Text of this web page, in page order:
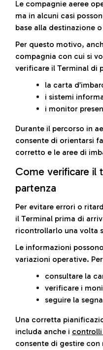
Le compagnie aeree
ma in alcuni casi
base alla destinazione
Per questo motivo,
compagnia con cui si
verificare il Terminal di
la carta
i sistemi
i monitor
Durante il percorso in
consente di orientarsi
corretto e le aree di
Come verificare il
partenza
Per evitare errori o
il Terminal prima di
ricontrollarlo una volta
Le informazioni
variazioni operative.
consultare la
verificare i
seguire la
Una corretta
includa anche i controlli
consente di gestire